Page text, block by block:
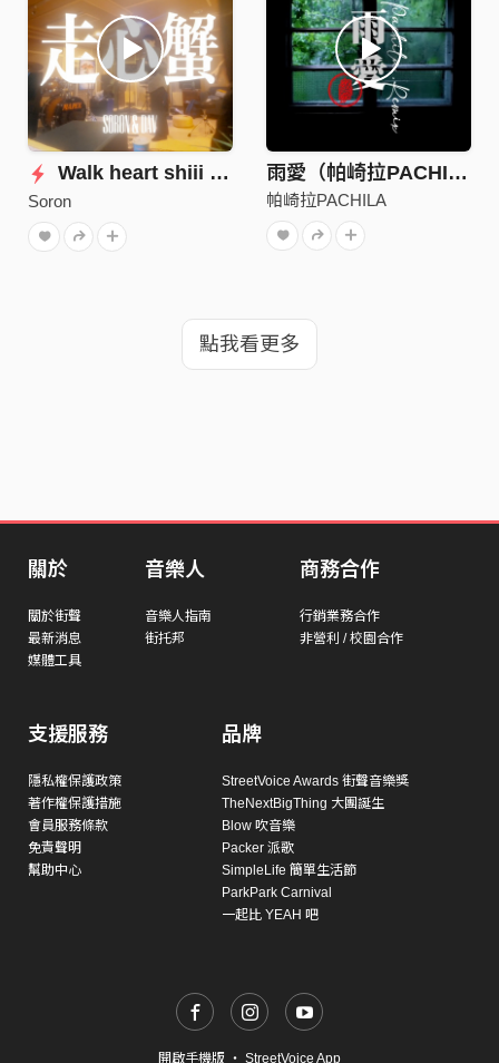
Walk heart shiii 走心蟹
Soron
雨愛（帕崎拉PACHILA Remix)
帕崎拉PACHILA
點我看更多
關於
關於街聲
最新消息
媒體工具
音樂人
音樂人指南
街托邦
商務合作
行銷業務合作
非營利 / 校園合作
支援服務
隱私權保護政策
著作權保護措施
會員服務條款
免責聲明
幫助中心
品牌
StreetVoice Awards 街聲音樂獎
TheNextBigThing 大團誕生
Blow 吹音樂
Packer 派歌
SimpleLife 簡單生活節
ParkPark Carnival
一起比 YEAH 吧
開啟手機版 ・ StreetVoice App